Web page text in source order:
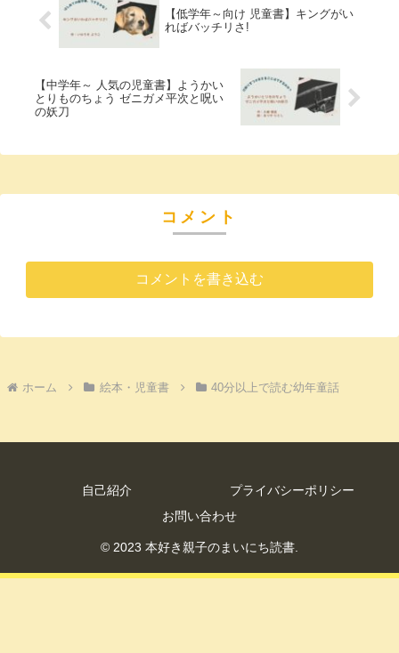
【低学年～向け 児童書】キングがい
ればバッチリさ!
【中学年～ 人気の児童書】ようかい
とりものちょう ゼニガメ平次と呪い
の妖刀
コメント
コメントを書き込む
ホーム 絵本・児童書 40分以上で読む幼年童話
自己紹介
プライバシーポリシー
お問い合わせ
© 2023 本好き親子のまいにち読書.